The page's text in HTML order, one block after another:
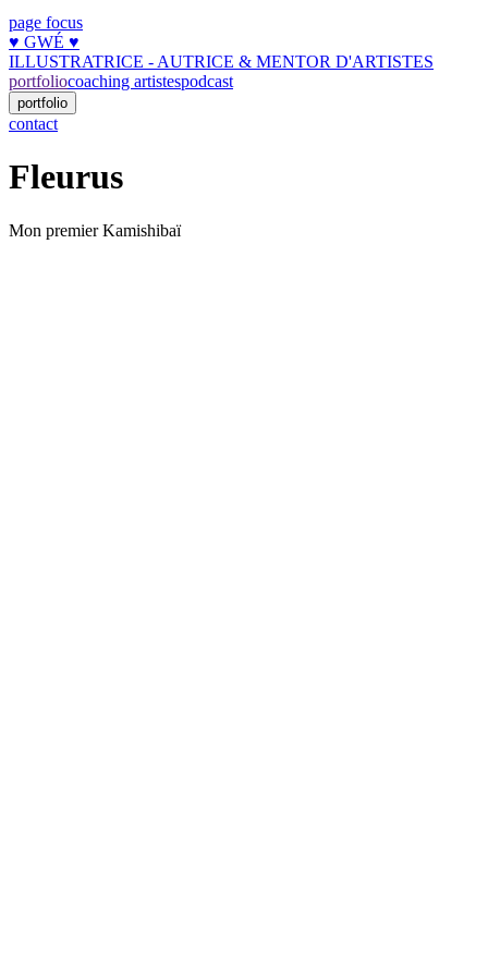
page focus
♥︎ GWÉ ♥︎
ILLUSTRATRICE - AUTRICE & MENTOR D'ARTISTES
portfoliocoaching artistespodcast
portfolio
contact
Fleurus
Mon premier Kamishibaï